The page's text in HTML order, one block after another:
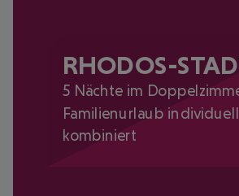
RHODOS-
5 Nächte im
Familienurlaub individuell
kombiniert